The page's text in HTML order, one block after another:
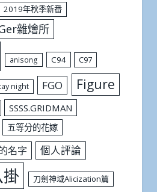
2019年秋季新番
雜燴所
anisong C94 C97
night FGO Figure
SSSS.GRIDMAN
五等分的花嫁
名字 個人評論
掛 刀劍神域Alicization篇